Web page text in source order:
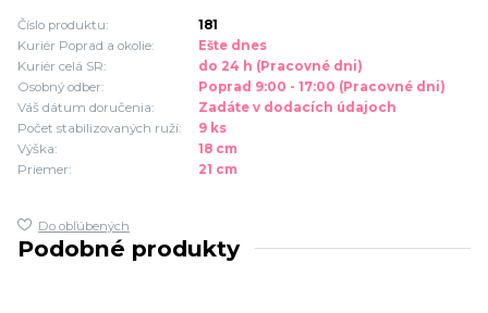
Číslo produktu:
181
Kuriér Poprad a okolie:
Ešte dnes
Kuriér celá SR:
do 24 h (Pracovné dni)
Osobný odber:
Poprad 9:00 - 17:00 (Pracovné dni)
Váš dátum doručenia:
Zadáte v dodacích údajoch
Počet stabilizovaných ruží:
9 ks
Výška:
18 cm
Priemer:
21 cm
Do obľúbených
Podobné produkty